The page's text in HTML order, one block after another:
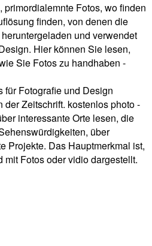
primordialemnte Fotos, wo finden
finden, von denen die
und verwendet
Hier können Sie lesen,
Sie Fotos zu handhaben -
für Fotografie und Design
Zeitschrift. kostenlos photo -
interessante Orte lesen, die
über
Projekte. Das Hauptmerkmal ist,
Fotos oder vidio dargestellt.